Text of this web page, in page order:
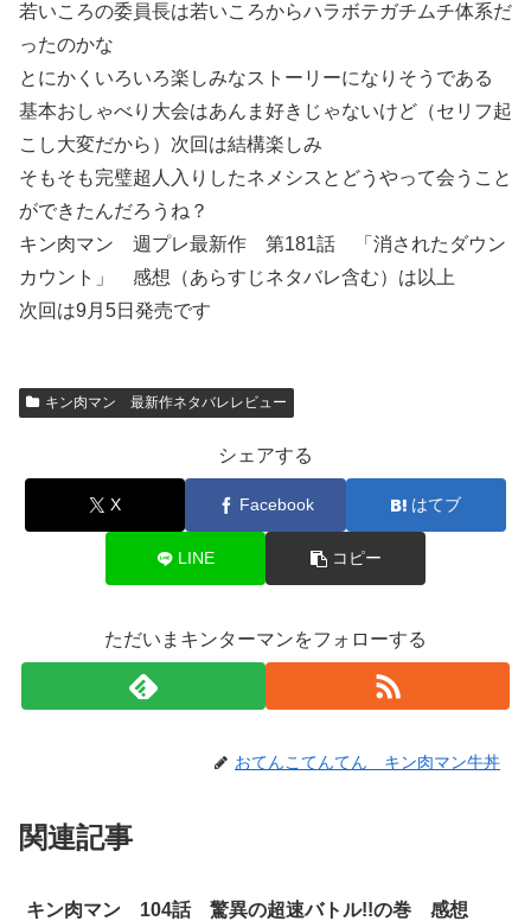
若いころの委員長は若いころからハラボテガチムチ体系だ
ったのかな
とにかくいろいろ楽しみなストーリーになりそうである
基本おしゃべり大会はあんま好きじゃないけど（セリフ起
こし大変だから）次回は結構楽しみ
そもそも完璧超人入りしたネメシスとどうやって会うこと
ができたんだろうね？
キン肉マン 週プレ最新作 第181話 「消されたダウン
カウント」 感想（あらすじネタバレ含む）は以上
次回は9月5日発売です
キン肉マン 最新作ネタバレレビュー
シェアする
X Facebook はてブ
LINE コピー
ただいまキンターマンをフォローする
おてんこてんてん キン肉マン牛丼
関連記事
キン肉マン 104話 驚異の超速バトル!!の巻 感想